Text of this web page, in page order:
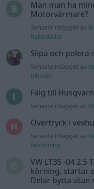
Man man ha
Motorvärmare?
Senaste inlägget av
hybridbilar
Slipa och polera
Senaste inlägget av
biltvätt
Fälg till
Senaste inlägget av
Övertryck i
Senaste inlägget av
felsökning
VW LT35 -04
körning, startar
Delar bytta utan